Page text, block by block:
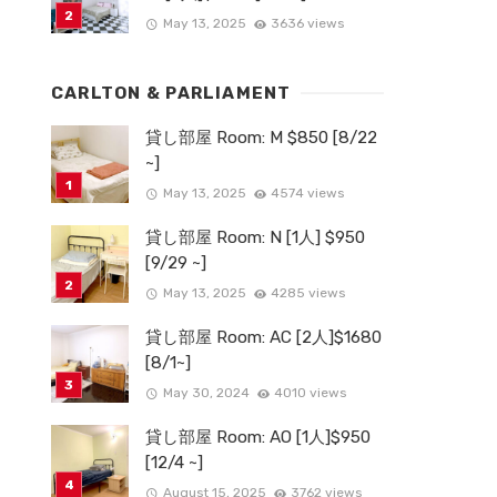
May 13, 2025 3636 views
CARLTON & PARLIAMENT
貸し部屋 Room: M $850 [8/22
~]
May 13, 2025 4574 views
貸し部屋 Room: N [1人] $950
[9/29 ~]
May 13, 2025 4285 views
貸し部屋 Room: AC [2人]$1680
[8/1~]
May 30, 2024 4010 views
貸し部屋 Room: AO [1人]$950
[12/4 ~]
August 15, 2025 3762 views